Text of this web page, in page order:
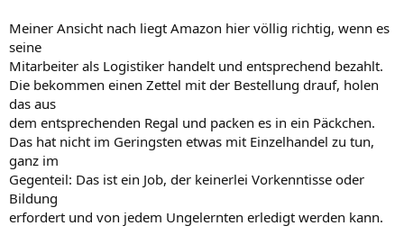
Meiner Ansicht nach liegt Amazon hier völlig richtig, wenn es
seine
Mitarbeiter als Logistiker handelt und entsprechend bezahlt.
Die bekommen einen Zettel mit der Bestellung drauf, holen
das aus
dem entsprechenden Regal und packen es in ein Päckchen.
Das hat nicht im Geringsten etwas mit Einzelhandel zu tun,
ganz im
Gegenteil: Das ist ein Job, der keinerlei Vorkenntisse oder
Bildung
erfordert und von jedem Ungelernten erledigt werden kann.